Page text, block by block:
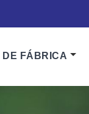
DE FÁBRICA